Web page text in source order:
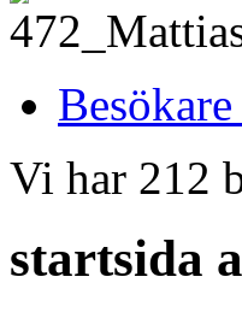
Vi har 212
startsida